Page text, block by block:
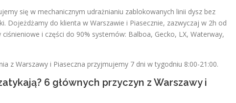
się w mechanicznym udrażnianiu zablokowanych linii dysz bez
Dojeżdżamy do klienta w Warszawie i Piasecznie, zazwyczaj w 2h od
i części do 90% systemów: Balboa, Gecko, LX, Waterway,
z Warszawy i Piaseczna przyjmujemy 7 dni w tygodniu 8:00-21:00.
6 głównych przyczyn z Warszawy i